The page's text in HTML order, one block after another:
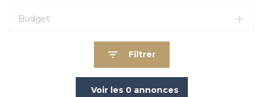
Budget
Filtrer
Voir les 0annonces